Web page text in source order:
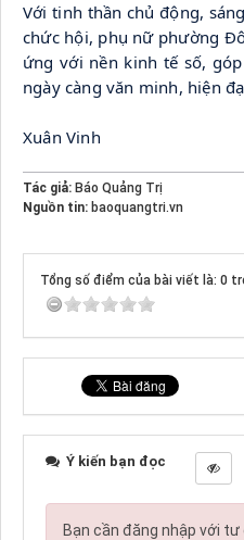
Với tinh thần chủ động,
chức hội, phụ nữ phường
ứng với nền kinh tế số,
ngày càng văn minh, hiện
Xuân Vinh
Tác giả: Báo Quảng Trị
Nguồn tin: baoquangtri.vn
Tổng số điểm của bài viết là: 0
Ý kiến bạn đọc
Bạn cần đăng nhập với tư